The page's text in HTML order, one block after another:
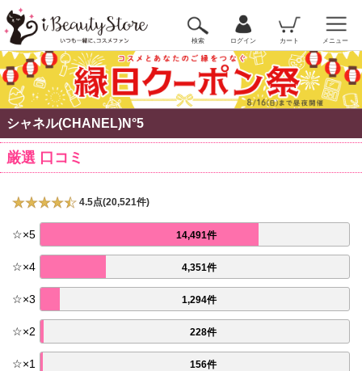
検索 ログイン カート メニュー
シャネル(CHANEL)N°5
厳選 口コミ
4.5点(20,521件)
☆×5 14,491件
☆×4 4,351件
☆×3 1,294件
☆×2 228件
☆×1 156件